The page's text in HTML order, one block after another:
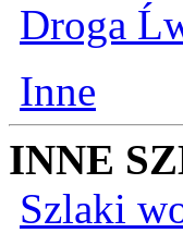
Droga
Inne
INNE
Szlaki